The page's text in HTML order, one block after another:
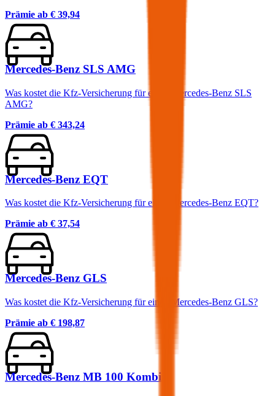
Prämie ab € 39,94
Mercedes-Benz SLS AMG
Was kostet die Kfz-Versicherung für einen Mercedes-Benz SLS
AMG?
Prämie ab € 343,24
Mercedes-Benz EQT
Was kostet die Kfz-Versicherung für einen Mercedes-Benz EQT?
Prämie ab € 37,54
Mercedes-Benz GLS
Was kostet die Kfz-Versicherung für einen Mercedes-Benz GLS?
Prämie ab € 198,87
Mercedes-Benz MB 100 Kombi